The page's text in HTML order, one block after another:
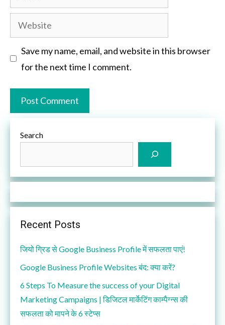
Website
Save my name, email, and website in this browser
for the next time I comment.
Search
Recent Posts
जियो ग्रिड से Google Business Profile में सफलता पाएं!
Google Business Profile Websites बंद: क्या करें?
6 Steps To Measure the success of your Digital
Marketing Campaigns | डिजिटल मार्केटिंग काम्पैग्न्स की
सफलता को मापने के 6 स्टेप्स